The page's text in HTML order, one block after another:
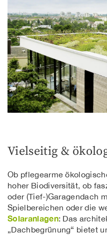
Vielseitig &
Ob pflegearme
hoher Biodiversität, ob
oder (Tief-)Garagendach
Spielbereichen oder die
Solaranlagen: Das
„Dachbegrünung“ bietet